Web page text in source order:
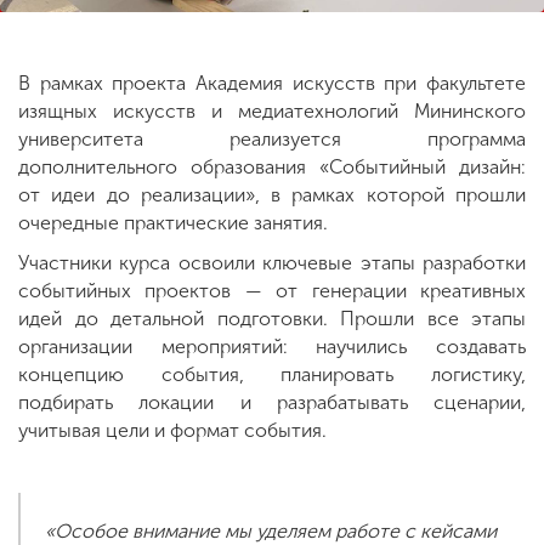
В рамках проекта Академия искусств при факультете
изящных искусств и медиатехнологий Мининского
университета реализуется программа
дополнительного образования «Событийный дизайн:
от идеи до реализации», в рамках которой прошли
очередные практические занятия.
Участники курса освоили ключевые этапы разработки
событийных проектов — от генерации креативных
идей до детальной подготовки. Прошли все этапы
организации мероприятий: научились создавать
концепцию события, планировать логистику,
подбирать локации и разрабатывать сценарии,
учитывая цели и формат события.
«Особое внимание мы уделяем работе с кейсами